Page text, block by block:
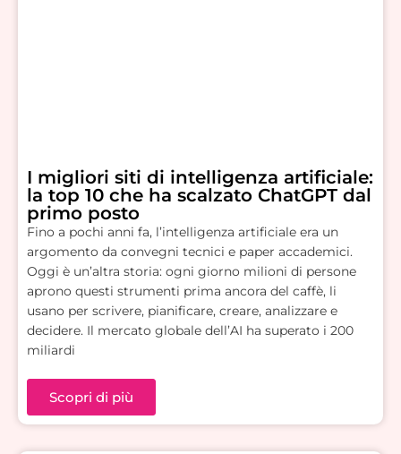
I migliori siti di intelligenza artificiale:
la top 10 che ha scalzato ChatGPT dal
primo posto
Fino a pochi anni fa, l’intelligenza artificiale era un
argomento da convegni tecnici e paper accademici.
Oggi è un’altra storia: ogni giorno milioni di persone
aprono questi strumenti prima ancora del caffè, li
usano per scrivere, pianificare, creare, analizzare e
decidere. Il mercato globale dell’AI ha superato i 200
miliardi
Scopri di più